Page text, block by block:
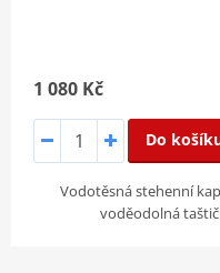
1 080 Kč
Do
Vodotěsná stehenní
voděodolná